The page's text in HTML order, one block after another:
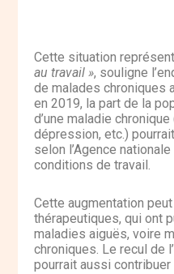
Cette situation
au travail », souligne
de malades chroniques
en 2019, la part de la
d’une maladie
dépression, etc.)
selon l’Agence
conditions de travail.
Cette augmentation
thérapeutiques, qui ont
maladies aiguës, voire
chroniques. Le recul de
pourrait aussi contribuer